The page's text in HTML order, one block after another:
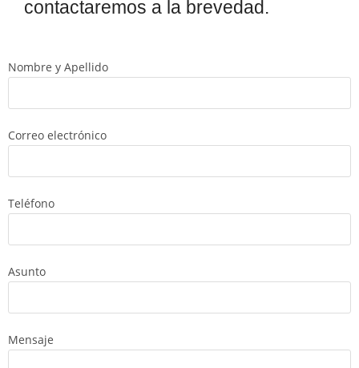
contactaremos a la brevedad.
Nombre y Apellido
Correo electrónico
Teléfono
Asunto
Mensaje